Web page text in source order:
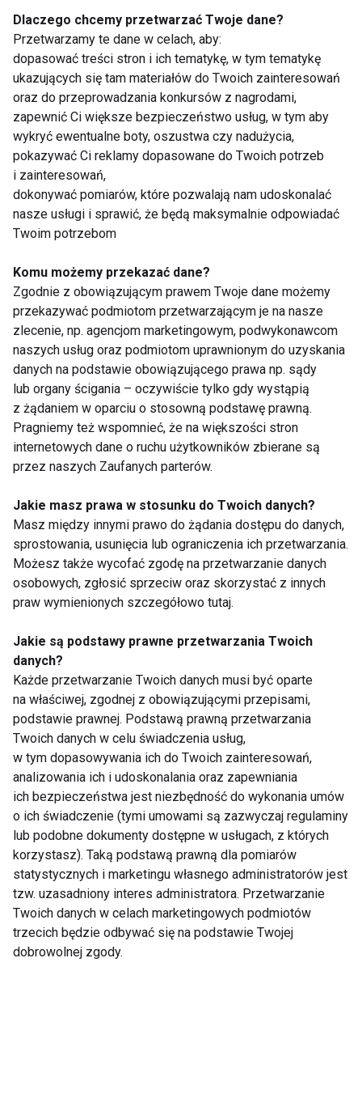
znacząco poprawić jakość życia, redukując stres i
wspierając ogólne zdrowie.
FIT LIGHT
Fit light
Od bieżni do wybiegu:
jak sport zmienił język
mody
Jedzenie oczami. Jak
kolor talerza wpływa
na apetyt?
Dlaczego niektóre
zespoły notują lepsze
wyniki w derbach niż
w innych meczach?
Shark ChillPill – mały
gadżet, wielka ulga.
Sprawdzamy, czy to
hit tego lata
Pokaż więcej
Nie przegap nowości ze
świata FIT!
Zapisz się do naszego newslettera
Wyrażam zgodę na otrzymywanie informacji
handlowej drogą elektroniczną na podany adres e-mail
przez FIT.PL. Więcej informacji znajdziesz w Polityce
Prywatności.
Dlaczego chcemy przetwarzać Twoje dane?
Przetwarzamy te dane w celach, aby:
dopasować treści stron i ich tematykę, w tym tematykę
ukazujących się tam materiałów do Twoich zainteresowań
oraz do przeprowadzania konkursów z nagrodami,
zapewnić Ci większe bezpieczeństwo usług, w tym aby
wykryć ewentualne boty, oszustwa czy nadużycia,
pokazywać Ci reklamy dopasowane do Twoich potrzeb
i zainteresowań,
dokonywać pomiarów, które pozwalają nam udoskonalać
nasze usługi i sprawić, że będą maksymalnie odpowiadać
Twoim potrzebom
Komu możemy przekazać dane?
Zgodnie z obowiązującym prawem Twoje dane możemy
przekazywać podmiotom przetwarzającym je na nasze
zlecenie, np. agencjom marketingowym, podwykonawcom
naszych usług oraz podmiotom uprawnionym do uzyskania
danych na podstawie obowiązującego prawa np. sądy
lub organy ścigania – oczywiście tylko gdy wystąpią
z żądaniem w oparciu o stosowną podstawę prawną.
Pragniemy też wspomnieć, że na większości stron
internetowych dane o ruchu użytkowników zbierane są
przez naszych Zaufanych parterów.
Jakie masz prawa w stosunku do Twoich danych?
Masz między innymi prawo do żądania dostępu do danych,
sprostowania, usunięcia lub ograniczenia ich przetwarzania.
Możesz także wycofać zgodę na przetwarzanie danych
osobowych, zgłosić sprzeciw oraz skorzystać z innych
praw wymienionych szczegółowo tutaj.
Jakie są podstawy prawne przetwarzania Twoich
danych?
Każde przetwarzanie Twoich danych musi być oparte
na właściwej, zgodnej z obowiązującymi przepisami,
podstawie prawnej. Podstawą prawną przetwarzania
Twoich danych w celu świadczenia usług,
w tym dopasowywania ich do Twoich zainteresowań,
analizowania ich i udoskonalania oraz zapewniania
ich bezpieczeństwa jest niezbędność do wykonania umów
o ich świadczenie (tymi umowami są zazwyczaj regulaminy
lub podobne dokumenty dostępne w usługach, z których
korzystasz). Taką podstawą prawną dla pomiarów
statystycznych i marketingu własnego administratorów jest
tzw. uzasadniony interes administratora. Przetwarzanie
Twoich danych w celach marketingowych podmiotów
trzecich będzie odbywać się na podstawie Twojej
dobrowolnej zgody.